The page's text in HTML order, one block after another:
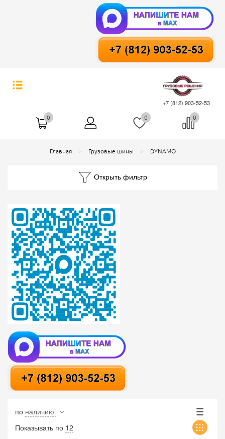
+7 (812) 903-52-53
0 0 0
Главная Грузовые шины DYNAMO
Открыть фильтр
по наличию
Показывать по 12